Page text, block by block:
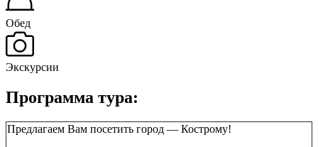
Обед
Экскурсии
Программа тура:
Предлагаем Вам посетить город — Кострому!